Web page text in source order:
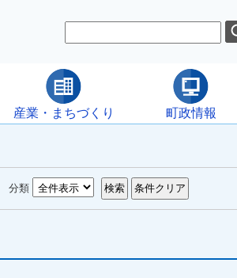
産業・まちづくり 町政情報
分類